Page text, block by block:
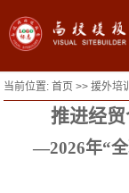
当前位置:首页 >>援外培
推进经
—2026年“